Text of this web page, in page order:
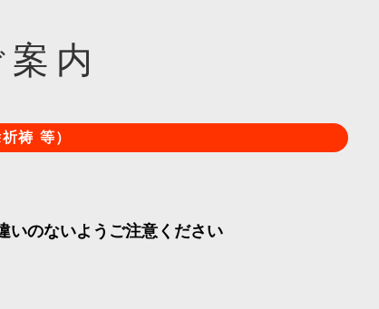
内
祷 等）
いのないようご注意ください